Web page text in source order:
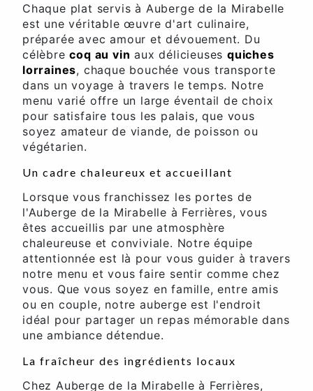
Chaque plat servis à Auberge de la Mirabelle
est une véritable œuvre d'art culinaire,
préparée avec amour et dévouement. Du
célèbrecoq au vin aux délicieusesquiches
lorraines, chaque bouchée vous transporte
dans un voyage à travers le temps. Notre
menu varié offre un large éventail de choix
pour satisfaire tous les palais, que vous
soyez amateur de viande, de poisson ou
végétarien.
Un cadre chaleureux et accueillant
Lorsque vous franchissez les portes de
l'Auberge de la Mirabelle à Ferrières, vous
êtes accueillis par une atmosphère
chaleureuse et conviviale. Notre équipe
attentionnée est là pour vous guider à travers
notre menu et vous faire sentir comme chez
vous. Que vous soyez en famille, entre amis
ou en couple, notre auberge est l'endroit
idéal pour partager un repas mémorable dans
une ambiance détendue.
La fraîcheur des ingrédients locaux
Chez Auberge de la Mirabelle à Ferrières,